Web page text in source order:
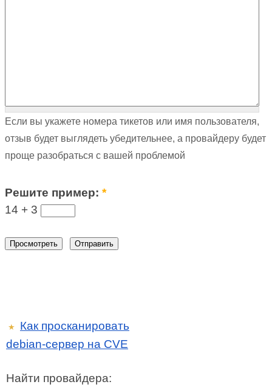
Если вы укажете номера тикетов или имя пользователя,
отзыв будет выглядеть убедительнее, а провайдеру будет
проще разобраться с вашей проблемой
Решите пример:*
14 + 3
★
Как просканировать
debian-сервер на CVE
Найти провайдера: